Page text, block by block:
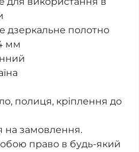
дзеркальне полотно
мм
полиця, кріплення до
на замовлення.
право в будь-який